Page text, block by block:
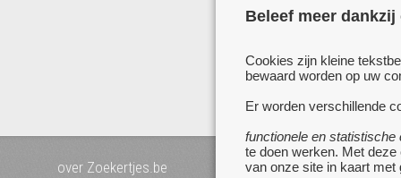
Beleef meer
Cookies zijn kleine
bewaard worden op uw
Er worden verschillende
functionele en statistische
te doen werken. Met
van onze site in kaart met
over Zoekertjes.be
voeg uw zoekertje toe